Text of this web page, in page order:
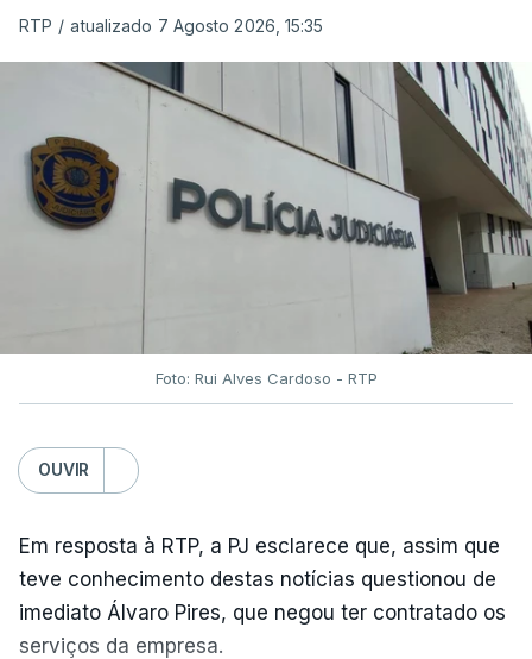
RTP / atualizado 7 Agosto 2026, 15:35
Foto: Rui Alves Cardoso - RTP
OUVIR
Em resposta à RTP, a PJ esclarece que, assim que
teve conhecimento destas notícias questionou de
imediato Álvaro Pires, que negou ter contratado os
serviços da empresa.